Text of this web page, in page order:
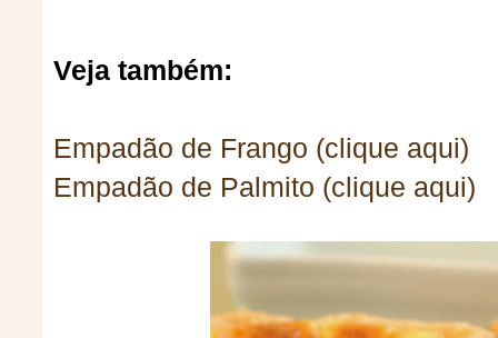
Veja também:
Empadão de Frango (clique aqui)
Empadão de Palmito (clique aqui)